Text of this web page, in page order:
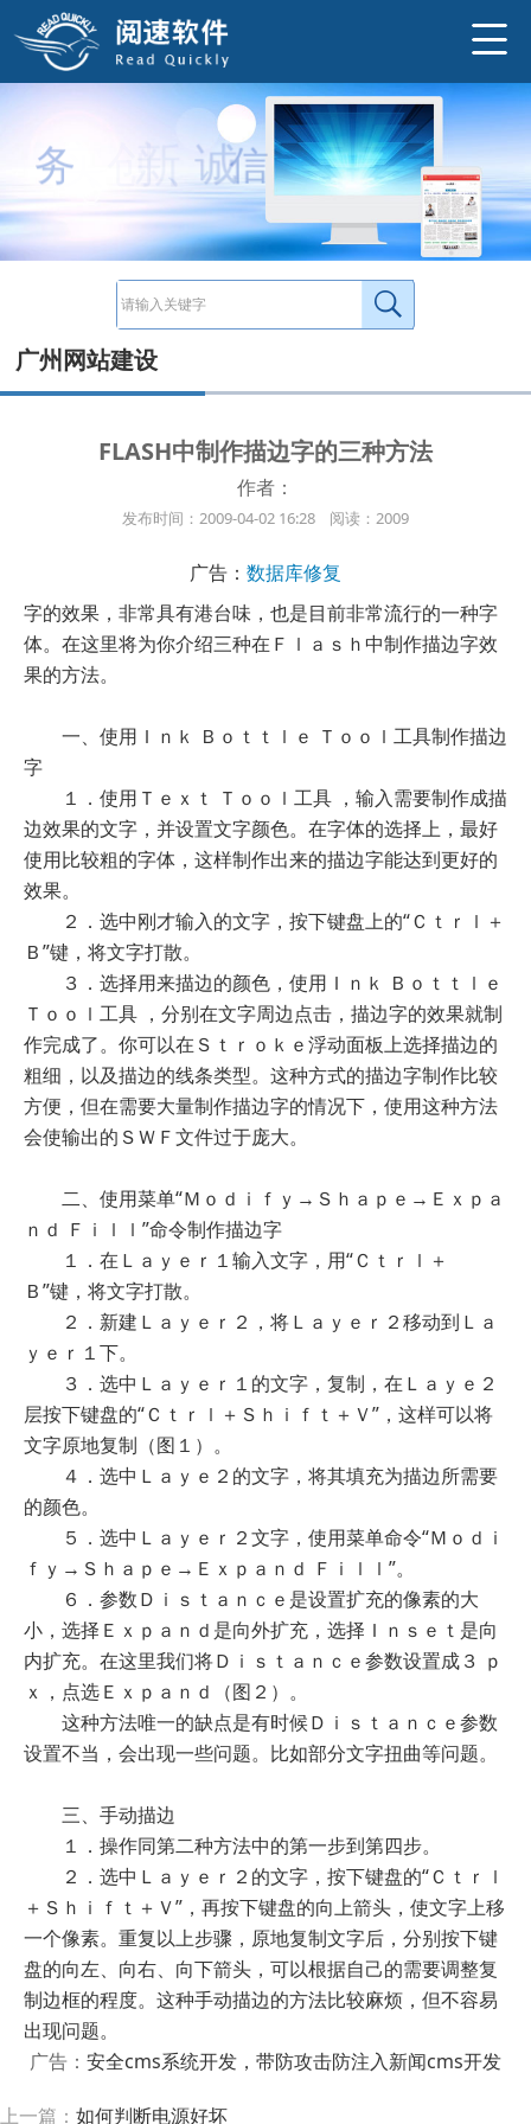
务实 创
新、诚信
广州网站建设
FLASH中制作描边字的三种方法
作者：
发布时间：2009-04-02 16:28 阅读：2009
广告： 数据库修复
字的效果，非常具有港台味，也是目前非常流行的一种字
体。在这里将为你介绍三种在Ｆｌａｓｈ中制作描边字效
果的方法。
一、使用Ｉｎｋ Ｂｏｔｔｌｅ Ｔｏｏｌ工具制作描边
字
１．使用Ｔｅｘｔ Ｔｏｏｌ工具 ，输入需要制作成描
边效果的文字，并设置文字颜色。在字体的选择上，最好
使用比较粗的字体，这样制作出来的描边字能达到更好的
效果。
２．选中刚才输入的文字，按下键盘上的“Ｃｔｒｌ＋
Ｂ”键，将文字打散。
３．选择用来描边的颜色，使用Ｉｎｋ Ｂｏｔｔｌｅ
Ｔｏｏｌ工具 ，分别在文字周边点击，描边字的效果就制
作完成了。你可以在Ｓｔｒｏｋｅ浮动面板上选择描边的
粗细，以及描边的线条类型。这种方式的描边字制作比较
方便，但在需要大量制作描边字的情况下，使用这种方法
会使输出的ＳＷＦ文件过于庞大。
二、使用菜单“Ｍｏｄｉｆｙ→Ｓｈａｐｅ→Ｅｘｐａ
ｎｄ Ｆｉｌｌ”命令制作描边字
１．在Ｌａｙｅｒ１输入文字，用“Ｃｔｒｌ＋
Ｂ”键，将文字打散。
２．新建Ｌａｙｅｒ２，将Ｌａｙｅｒ２移动到Ｌａ
ｙｅｒ１下。
３．选中Ｌａｙｅｒ１的文字，复制，在Ｌａｙｅ２
层按下键盘的“Ｃｔｒｌ＋Ｓｈｉｆｔ＋Ｖ”，这样可以将
文字原地复制（图１）。
４．选中Ｌａｙｅ２的文字，将其填充为描边所需要
的颜色。
５．选中Ｌａｙｅｒ２文字，使用菜单命令“Ｍｏｄｉ
ｆｙ→Ｓｈａｐｅ→Ｅｘｐａｎｄ Ｆｉｌｌ”。
６．参数Ｄｉｓｔａｎｃｅ是设置扩充的像素的大
小，选择Ｅｘｐａｎｄ是向外扩充，选择Ｉｎｓｅｔ是向
内扩充。在这里我们将Ｄｉｓｔａｎｃｅ参数设置成３ ｐ
ｘ，点选Ｅｘｐａｎｄ（图２）。
这种方法唯一的缺点是有时候Ｄｉｓｔａｎｃｅ参数
设置不当，会出现一些问题。比如部分文字扭曲等问题。
三、手动描边
１．操作同第二种方法中的第一步到第四步。
２．选中Ｌａｙｅｒ２的文字，按下键盘的“Ｃｔｒｌ
＋Ｓｈｉｆｔ＋Ｖ”，再按下键盘的向上箭头，使文字上移
一个像素。重复以上步骤，原地复制文字后，分别按下键
盘的向左、向右、向下箭头，可以根据自己的需要调整复
制边框的程度。这种手动描边的方法比较麻烦，但不容易
出现问题。
广告： 安全cms系统开发，带防攻击防注入新闻cms开发
上一篇： 如何判断电源好坏